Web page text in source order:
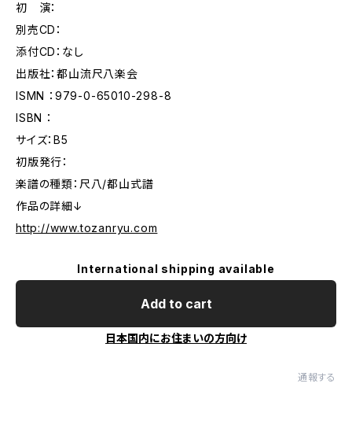
初 演：
別売CD：
添付CD：なし
出版社：都山流尺八楽会
ISMN ：979-0-65010-298-8
ISBN ：
サイズ：B5
初版発行：
楽譜の種類：尺八/都山式譜
作品の詳細↓
http://www.tozanryu.com
International shipping available
Add to cart
日本国内にお住まいの方向け
通報する